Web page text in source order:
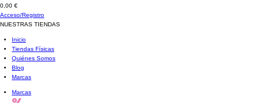
0,00 €
Acceso/Registro
NUESTRAS TIENDAS
Inicio
Tiendas Físicas
Quiénes Somos
Blog
Marcas
Marcas